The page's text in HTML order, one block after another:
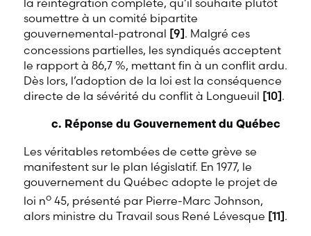
la réintégration complète, qu’il souhaite plutôt
soumettre à un comité bipartite
gouvernemental-patronal [9]. Malgré ces
concessions partielles, les syndiqués acceptent
le rapport à 86,7 %, mettant fin à un conflit ardu.
Dès lors, l’adoption de la loi est la conséquence
directe de la sévérité du conflit à Longueuil [10].
c. Réponse du Gouvernement du Québec
Les véritables retombées de cette grève se
manifestent sur le plan législatif. En 1977, le
gouvernement du Québec adopte le projet de
loi no45, présenté par Pierre-Marc Johnson,
alors ministre du Travail sous René Lévesque [11].